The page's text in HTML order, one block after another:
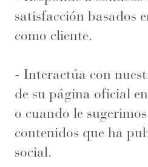
satisfacción basados
como cliente.
- Interactúa con
de su página oficial
o cuando le
contenidos que ha
social.